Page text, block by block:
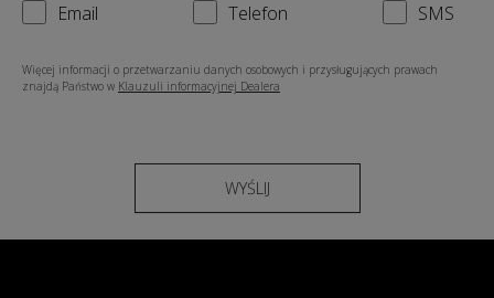
Email Telefon SMS
Więcej informacji o przetwarzaniu danych osobowych i przysługujących prawach
znajdą Państwo w Klauzuli informacyjnej Dealera
WYŚLIJ